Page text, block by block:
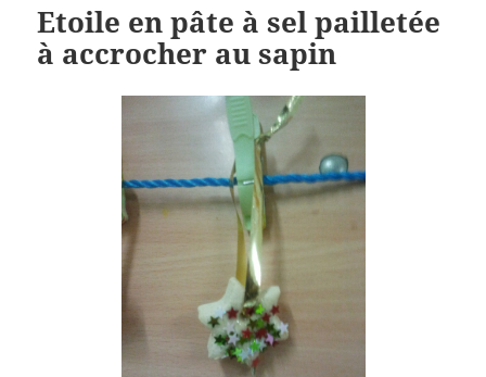
Etoile en pâte à sel pailletée
à accrocher au sapin